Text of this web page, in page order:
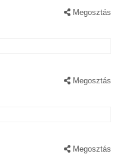
Megosztás
Megosztás
Megosztás